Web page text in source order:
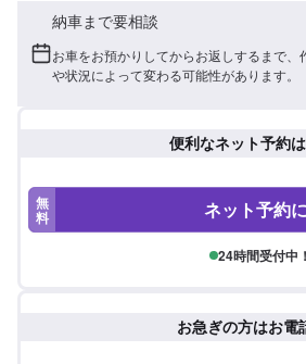
納車まで要相談
お車をお預かりしてからお返しするまで
や状況によって変わる可能性があります。
便利なネット予約
無
料 ネット予約
24時間受付中！
お急ぎの方はお電